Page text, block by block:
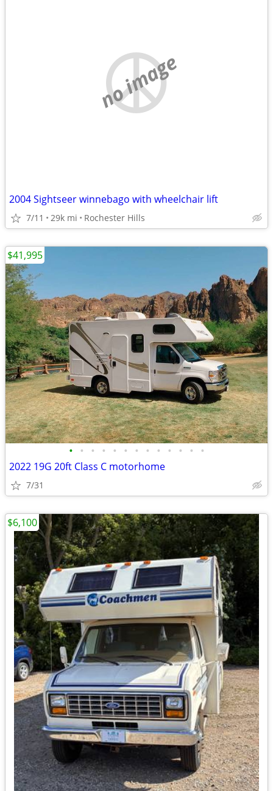
no image
2004 Sightseer winnebago with wheelchair lift
7/11 29k mi Rochester Hills
• • • • • • • • • • • • •
2022 19G 20ft Class C motorhome
7/31
$41,995
$6,100